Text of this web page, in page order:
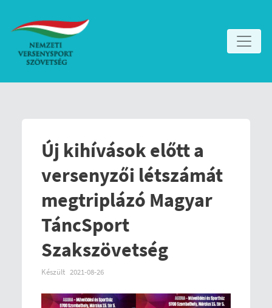
Új kihívások előtt a
versenyzői létszámát
megtriplázó Magyar
TáncSport
Szakszövetség
Készült 2021-08-26